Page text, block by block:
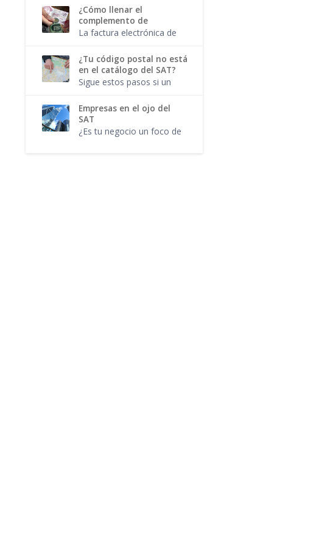
una regla de validación.
Tal como aplican para
cada uno de los campos y
¿Cómo llenar el
complemento de
recepción de pagos?
La factura electrónica de
complemento para pago
no son lo mismo. Ahora
que el SAT confirmó que
no habrá prórroga para l...
¿Tu código postal no está
en el catálogo del SAT?
Sigue estos pasos si un
en el catálogo del SAT. El
lugar de Expedición es un
campo obligatorio en el
CFDI 3.3...
Empresas en el ojo del
SAT
¿Es tu negocio un foco de